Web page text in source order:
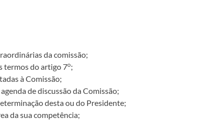
da comissão;
termos do artigo 7o;
à Comissão;
de discussão da Comissão;
desta ou do Presidente;
da sua competência;